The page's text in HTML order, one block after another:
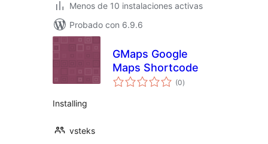
Menos de 10 instalaciones activas
Probado con 6.9.6
GMaps Google
Maps Shortcode
(0valoraciones
en
)
Installing
vsteks